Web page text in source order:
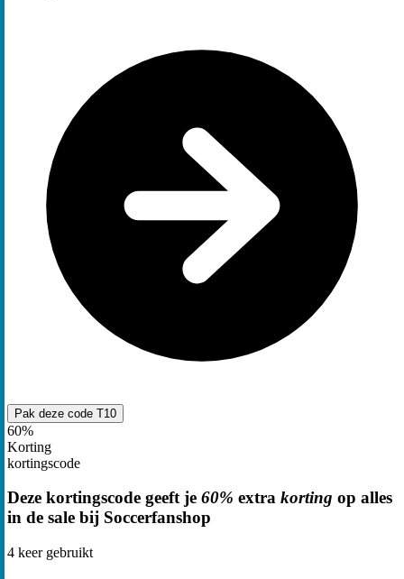
Pak deze code T10
60%
Korting
kortingscode
Deze kortingscode geeft je 60% extra korting op alles
in de sale bij Soccerfanshop
4 keer gebruikt